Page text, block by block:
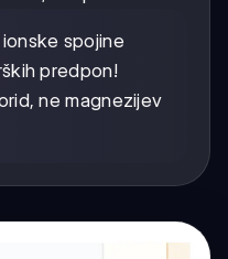
ionske spojine
predpon!
ne magnezijev